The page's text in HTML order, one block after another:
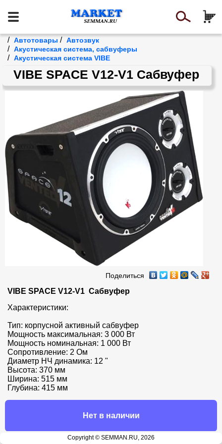
/ Автотовары / Автозвук
/ Акустическая система, сабвуферы
/ Акустическая система VIBE
VIBE SPACE V12-V1 Сабвуфер
Поделиться
VIBE SPACE V12-V1  Сабвуфер
Характеристики:
Тип: корпусной активный сабвуфер
Мощность максимальная: 3 000 Вт
Мощность номинальная: 1 000 Вт
Сопротивление: 2 Ом
Диаметр НЧ динамика: 12 "
Высота: 370 мм
Ширина: 515 мм
Глубина: 415 мм
Нет в наличии
Copyright © SEMMAN.RU, 2026